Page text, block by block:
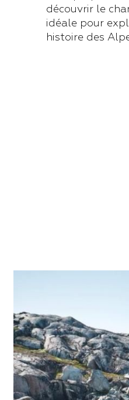
découvrir le
idéale pour
histoire des